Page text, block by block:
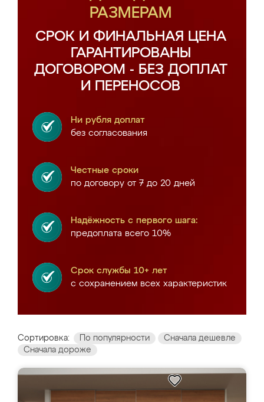
РАЗМЕРАМ
СРОК И ФИНАЛЬНАЯ ЦЕНА
ГАРАНТИРОВАНЫ
ДОГОВОРОМ - БЕЗ ДОПЛАТ
И ПЕРЕНОСОВ
Ни рубля доплат
без согласования
Честные сроки
по договору от 7 до 20 дней
Надёжность с первого шага:
предоплата всего 10%
Срок службы 10+ лет
с сохранением всех характеристик
Сортировка: По популярности
Сначала дешевле
Сначала дороже